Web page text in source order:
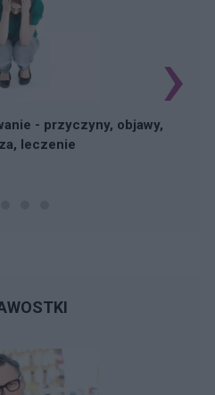
- przyczyny, objawy,
leczenie
›